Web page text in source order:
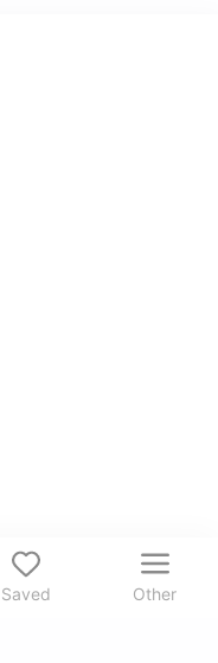
Saved Other